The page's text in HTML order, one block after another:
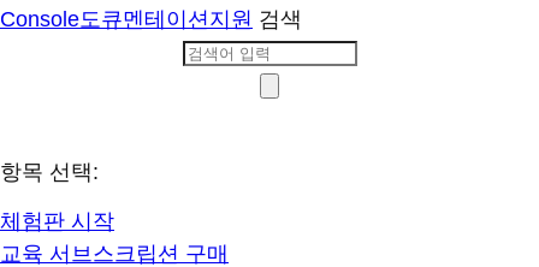
Console도큐멘테이션지원 검색
항목 선택:
체험판 시작
교육 서브스크립션 구매